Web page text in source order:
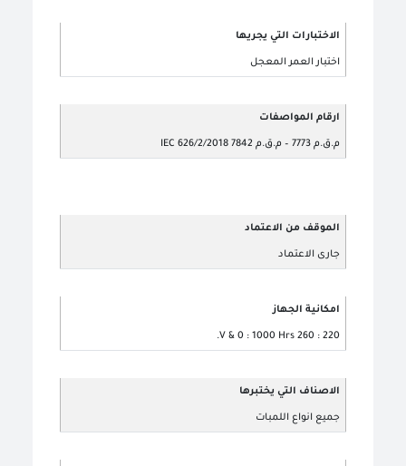
الاختبارات التي يجريها
اختبار العمر المعجل
ارقام المواصفات
م.ق.م 7773 – م.ق.م 7842 IEC 626/2/2018
الموقف من الاعتماد
جارى الاعتماد
امكانية الجهاز
220 : 260 V & 0 : 1000 Hrs.
الاصناف التي يختبرها
جميع انواع اللمبات